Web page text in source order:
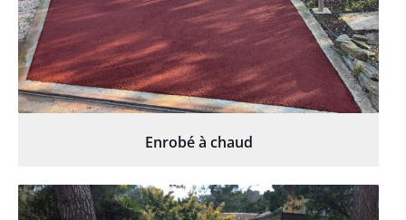
Enrobé à chaud